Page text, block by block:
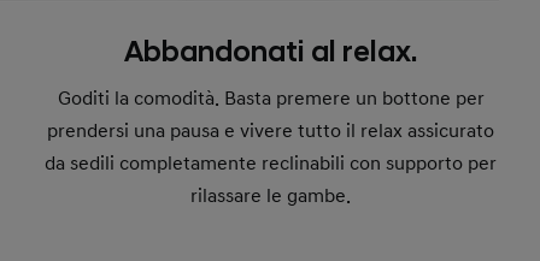
Abbandonati al relax.
Goditi la comodità. Basta premere un bottone per
prendersi una pausa e vivere tutto il relax assicurato
da sedili completamente reclinabili con supporto per
rilassare le gambe.